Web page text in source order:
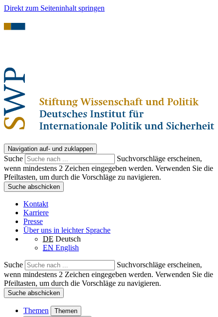
Direkt zum Seiteninhalt springen
Navigation auf- und zuklappen
Suche
Suchvorschläge erscheinen,
wenn mindestens 2 Zeichen eingegeben werden. Verwenden Sie die
Pfeiltasten, um durch die Vorschläge zu navigieren.
Suche abschicken
Kontakt
Karriere
Presse
Über uns in leichter Sprache
DE Deutsch
EN English
Suche
Suchvorschläge erscheinen,
wenn mindestens 2 Zeichen eingegeben werden. Verwenden Sie die
Pfeiltasten, um durch die Vorschläge zu navigieren.
Suche abschicken
Themen
Themen